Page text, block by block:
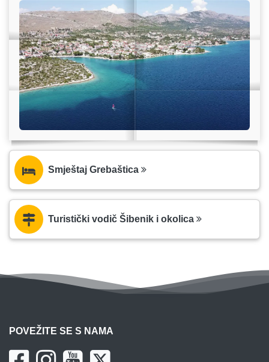
Smještaj Grebaštica
Turistički vodič Šibenik i okolica
POVEŽITE SE S NAMA